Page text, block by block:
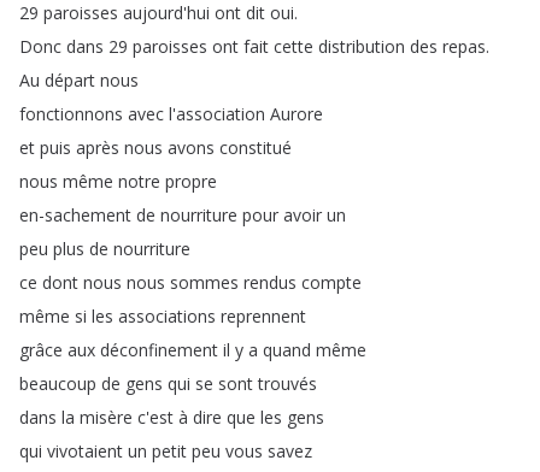
29 paroisses aujourd'hui ont dit oui.
Donc dans 29 paroisses ont fait cette distribution des repas.
Au départ nous
fonctionnons avec l'association Aurore
et puis après nous avons constitué
nous même notre propre
en-sachement de nourriture pour avoir un
peu plus de nourriture
ce dont nous nous sommes rendus compte
même si les associations reprennent
grâce aux déconfinement il y a quand même
beaucoup de gens qui se sont trouvés
dans la misère c'est à dire que les gens
qui vivotaient un petit peu vous savez